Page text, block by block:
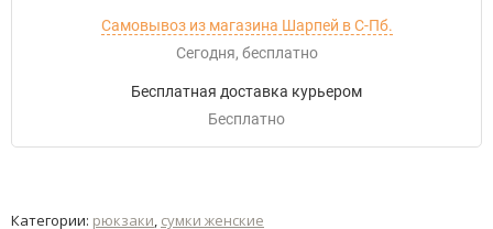
Самовывоз из магазина Шарпей в С-Пб.
Сегодня
Бесплатно
Бесплатная доставка курьером
Бесплатно
Категории: рюкзаки, сумки женские